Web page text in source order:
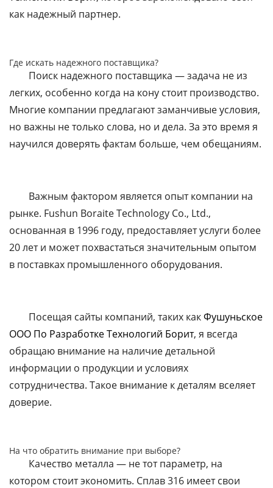
как надежный партнер.
Где искать надежного поставщика?
Поиск надежного поставщика — задача не из
легких, особенно когда на кону стоит производство.
Многие компании предлагают заманчивые условия,
но важны не только слова, но и дела. За это время я
научился доверять фактам больше, чем обещаниям.
Важным фактором является опыт компании на
рынке. Fushun Boraite Technology Co., Ltd.,
основанная в 1996 году, предоставляет услуги более
20 лет и может похвастаться значительным опытом
в поставках промышленного оборудования.
Посещая сайты компаний, таких какФушуньское
ООО По Разработке Технологий Борит, я всегда
обращаю внимание на наличие детальной
информации о продукции и условиях
сотрудничества. Такое внимание к деталям вселяет
доверие.
На что обратить внимание при выборе?
Качество металла — не тот параметр, на
котором стоит экономить. Сплав 316 имеет свои